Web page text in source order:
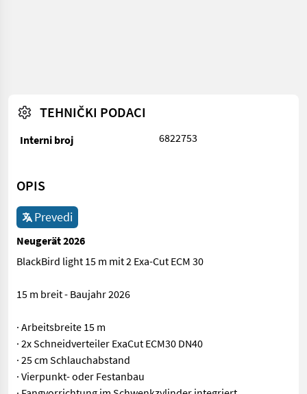
TEHNIČKI PODACI
Interni broj 6822753
OPIS
Prevedi
Neugerät 2026
BlackBird light 15 m mit 2 Exa-Cut ECM 30
15 m breit - Baujahr 2026
· Arbeitsbreite 15 m
· 2x Schneidverteiler ExaCut ECM30 DN40
· 25 cm Schlauchabstand
· Vierpunkt- oder Festanbau